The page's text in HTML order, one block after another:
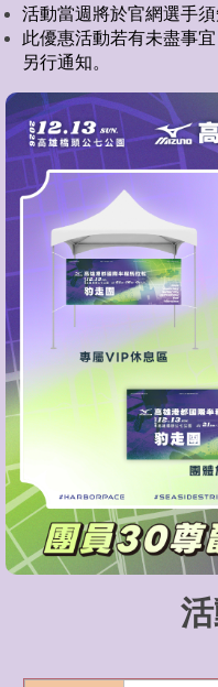
活動當週將於官網選手須
此優惠活動若有未盡事
另行通知。